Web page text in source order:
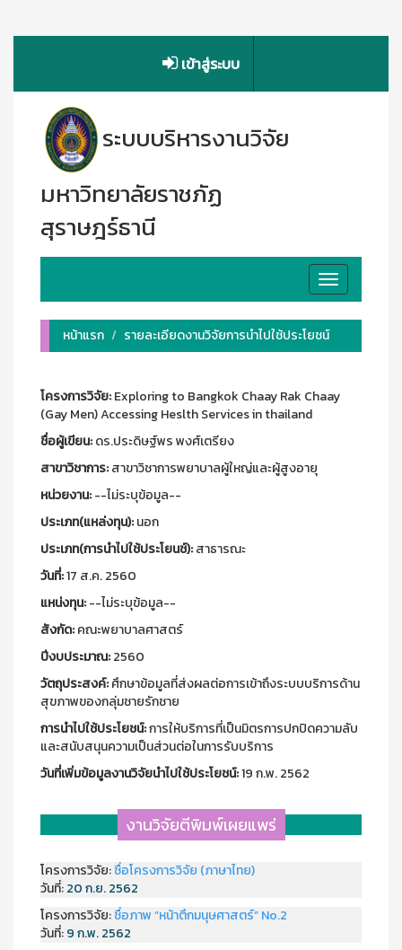
เข้าสู่ระบบ
ระบบบริหารงานวิจัย
มหาวิทยาลัยราชภัฏ
สุราษฎร์ธานี
Toggle
navigation
หน้าแรก
รายละเอียดงานวิจัยการนำไปใช้ประโยชน์
โครงการวิจัย:Exploring to Bangkok Chaay Rak Chaay
(Gay Men) Accessing Heslth Services in thailand
ชื่อผู้เขียน:ดร.ประดิษฐ์พร พงศ์เตรียง
สาขาวิชาการ:สาขาวิชาการพยาบาลผู้ใหญ่และผู้สูงอายุ
หน่วยงาน:--ไม่ระบุข้อมูล--
ประเภท(แหล่งทุน):นอก
ประเภท(การนำไปใช้ประโยนช์):สาธารณะ
วันที่:17 ส.ค. 2560
แหน่งทุน:--ไม่ระบุข้อมูล--
สังกัด:คณะพยาบาลศาสตร์
ปีงบประมาณ:2560
วัตถุประสงค์:ศึกษาข้อมูลที่ส่งผลต่อการเข้าถึงระบบบริการด้าน
สุขภาพของกลุ่มชายรักชาย
การนำไปใช้ประโยชน์:การให้บริการที่เป็นมิตรการปกปิดความลับ
และสนับสนุนความเป็นส่วนต่อในการรับบริการ
วันที่เพิ่มข้อมูลงานวิจัยนำไปใช้ประโยชน์:19 ก.พ. 2562
งานวิจัยตีพิมพ์เผยแพร่
โครงการวิจัย:ชื่อโครงการวิจัย (ภาษาไทย)
วันที่:20 ก.ย. 2562
โครงการวิจัย:ชื่อภาพ “หน้าตึกมนุษศาสตร์” No.2
วันที่:9 ก.พ. 2562